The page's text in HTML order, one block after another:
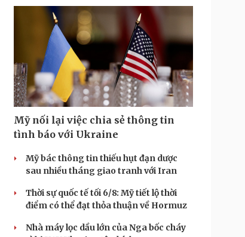
Mỹ nối lại việc chia sẻ thông tin
tình báo với Ukraine
Mỹ bác thông tin thiếu hụt đạn dược
sau nhiều tháng giao tranh với Iran
Thời sự quốc tế tối 6/8: Mỹ tiết lộ thời
điểm có thể đạt thỏa thuận về Hormuz
Nhà máy lọc dầu lớn của Nga bốc cháy